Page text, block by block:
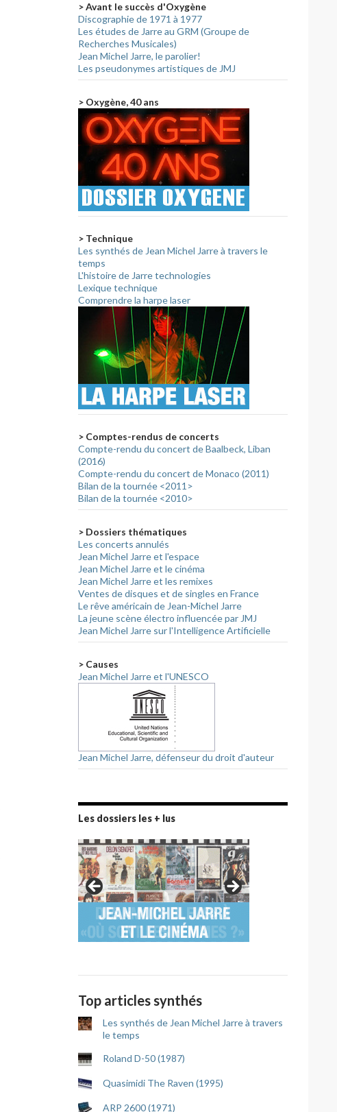
> Avant le succès d'Oxygène
Discographie de 1971 à 1977
Les études de Jarre au GRM (Groupe de
Recherches Musicales)
Jean Michel Jarre, le parolier!
Les pseudonymes artistiques de JMJ
> Oxygène, 40 ans
> Technique
Les synthés de Jean Michel Jarre à travers le
temps
L'histoire de Jarre technologies
Lexique technique
Comprendre la harpe laser
> Comptes-rendus de concerts
Compte-rendu du concert de Baalbeck, Liban
(2016)
Compte-rendu du concert de Monaco (2011)
Bilan de la tournée <2011>
Bilan de la tournée <2010>
> Dossiers thématiques
Les concerts annulés
Jean Michel Jarre et l'espace
Jean Michel Jarre et le cinéma
Jean Michel Jarre et les remixes
Ventes de disques et de singles en France
Le rêve américain de Jean-Michel Jarre
La jeune scène électro influencée par JMJ
Jean Michel Jarre sur l'Intelligence Artificielle
> Causes
Jean Michel Jarre et l'UNESCO
Jean Michel Jarre, défenseur du droit d'auteur
Les dossiers les + lus
Top articles synthés
Les synthés de Jean Michel Jarre à travers
le temps
Roland D-50 (1987)
Quasimidi The Raven (1995)
ARP 2600 (1971)